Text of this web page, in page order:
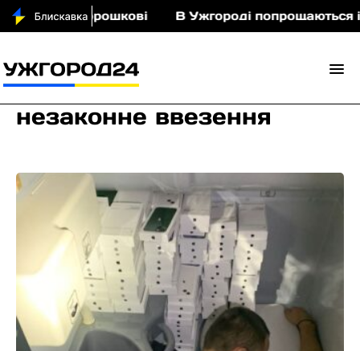
у Порошкові В Ужгороді попрощаються
незаконне ввезення